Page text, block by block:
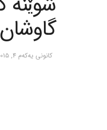
گاوشان
كانونی یه‌كه‌م 4, 2015